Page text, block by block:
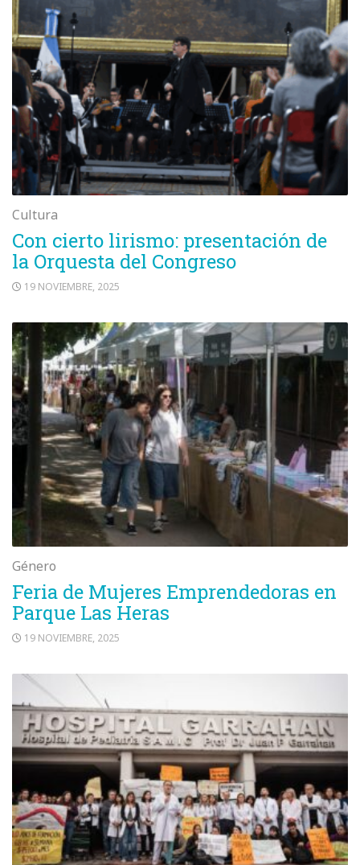
Cultura
Con cierto lirismo: presentación de
la Orquesta del Congreso
19 NOVIEMBRE, 2025
Género
Feria de Mujeres Emprendedoras en
Parque Las Heras
19 NOVIEMBRE, 2025